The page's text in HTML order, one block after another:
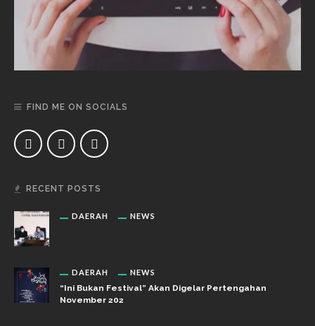
FIND ME ON SOCIALS
RECENT POSTS
DAERAH NEWS
DAERAH NEWS
“Ini Bukan Festival” Akan Digelar Pertengahan
November 202